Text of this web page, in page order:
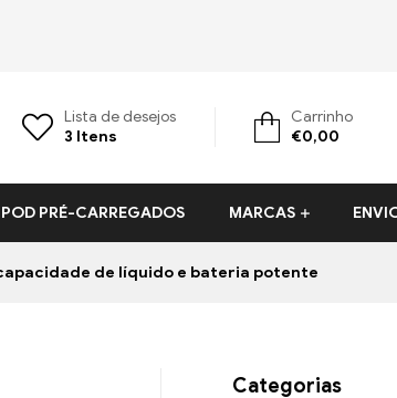
Lista de desejos
3 Itens
Carrinho
€0,00
POD PRÉ-CARREGADOS MARCAS
de líquido e bateria potente
Categorias